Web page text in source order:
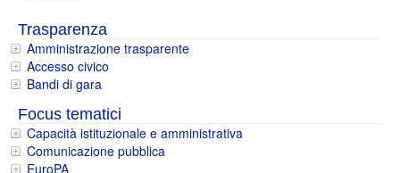
Trasparenza
Amministrazione trasparente
Accesso civico
Bandi di gara
Focus tematici
Capacità istituzionale e amministrativa
Comunicazione pubblica
EuroPA